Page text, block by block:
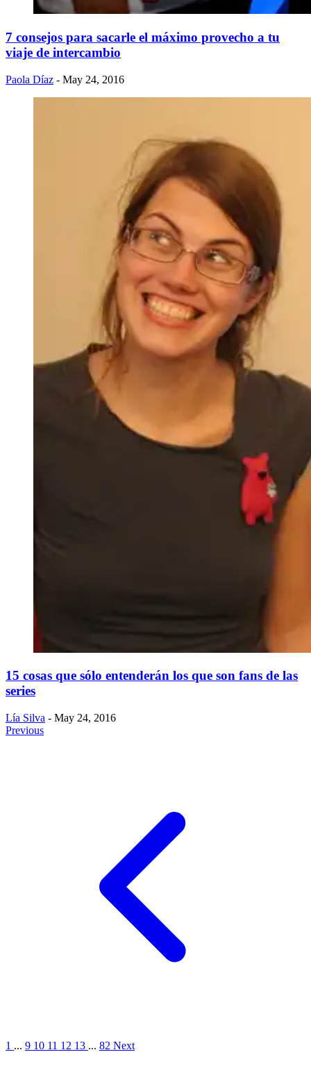
7 consejos para sacarle el máximo provecho a tu
viaje de intercambio
Paola Díaz - May 24, 2016
15 cosas que sólo entenderán los que son fans de las
series
Lía Silva - May 24, 2016
Previous
1 ... 9 10 11 12 13 ... 82 Next